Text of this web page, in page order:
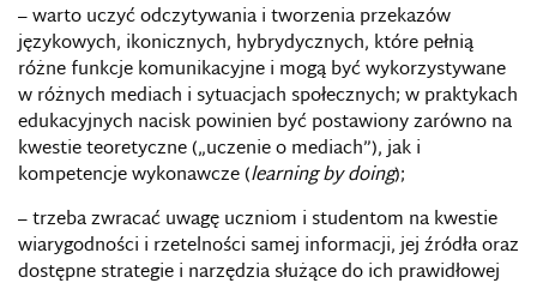
– warto uczyć odczytywania i tworzenia przekazów
językowych, ikonicznych, hybrydycznych, które pełnią
różne funkcje komunikacyjne i mogą być wykorzystywane
w różnych mediach i sytuacjach społecznych; w praktykach
edukacyjnych nacisk powinien być postawiony zarówno na
kwestie teoretyczne („uczenie o mediach”), jak i
kompetencje wykonawcze (learning by doing);
– trzeba zwracać uwagę uczniom i studentom na kwestie
wiarygodności i rzetelności samej informacji, jej źródła oraz
dostępne strategie i narzędzia służące do ich prawidłowej